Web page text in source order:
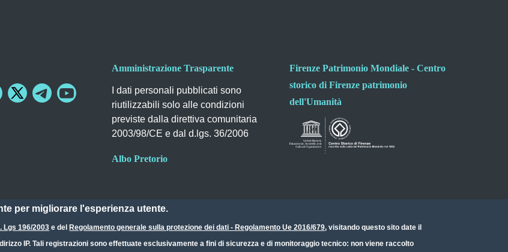
Amministrazione Trasparente
I dati personali pubblicati sono
riutilizzabili solo alle condizioni
previste dalla direttiva comunitaria
2003/98/CE e dal d.lgs. 36/2006
Albo Pretorio
Firenze Patrimonio Mondiale - Centro
storico di Firenze patrimonio
dell'Umanità
per migliorare l'esperienza utente.
Lgs 196/2003 e del Regolamento generale sulla protezione dei dati - Regolamento Ue 2016/679, visitando questo sito date il
IP. Tali registrazioni sono effettuate esclusivamente a fini di sicurezza e di monitoraggio tecnico: non viene raccolto